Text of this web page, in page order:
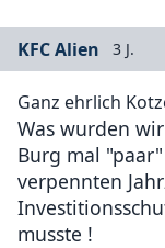
KFC Alien 3 J.
Ganz ehrlich
Was wurden
Burg mal
verpennten
musste !